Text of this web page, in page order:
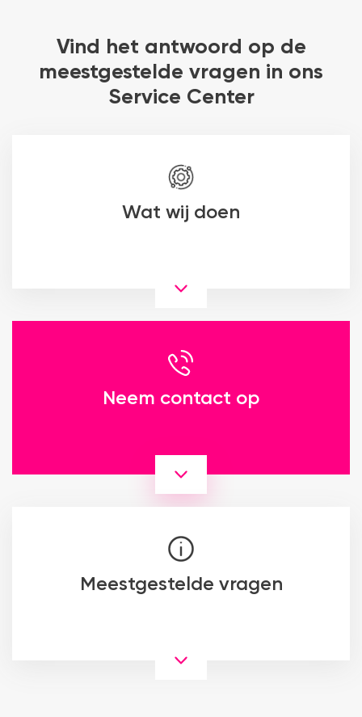
Vind het antwoord op de
meestgestelde vragen in ons
Service Center
Wat wij doen
Neem contact op
Meestgestelde vragen